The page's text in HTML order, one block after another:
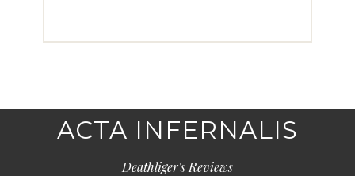
ACTA INFERNALIS
Deathliger's Reviews